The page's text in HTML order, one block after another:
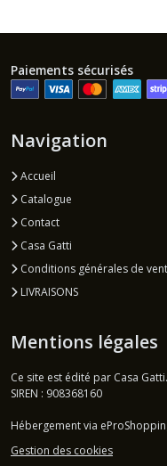
Paiements sécurisés
Navigation
Accueil
Catalogue
Contact
Casa Gatti
Conditions générales de
LIVRAISONS
Mentions légales
Ce site est édité par Casa Gatti.
SIREN : 908368160
Hébergement via
Gestion des cookies